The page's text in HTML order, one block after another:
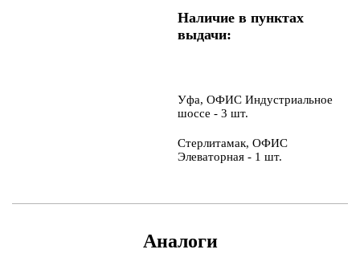
Наличие в пунктах
выдачи:
Уфа, ОФИС Индустриальное
шоссе - 3 шт.
Стерлитамак, ОФИС
Элеваторная - 1 шт.
Аналоги